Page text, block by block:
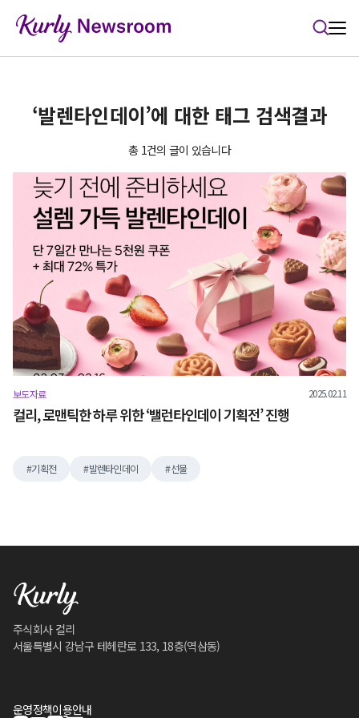
‘발렌타인데이’에 대한 태그 검색결과
총 1건의 글이 있습니다
보도자료 2025.02.11
컬리, 로맨틱한 하루 위한 ‘밸런타인데이 기획전’ 진행
기획전 발렌타인데이 선물
주식회사 컬리
서울특별시 강남구 테헤란로 133, 18층(역삼동)
운영정책이용안내